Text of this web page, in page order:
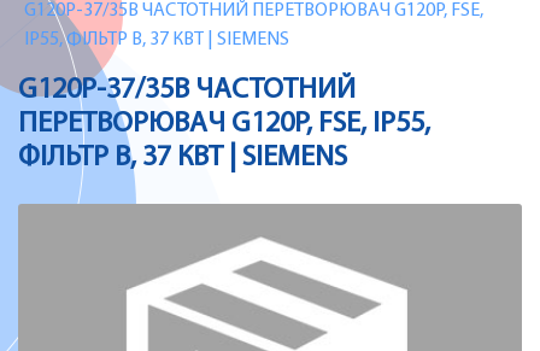
G120P-37/35B ЧАСТОТНИЙ ПЕРЕТВОРЮВАЧ G120P, FSE,
IP55, ФІЛЬТР B, 37 КВТ | SIEMENS
G120P-37/35B ЧАСТОТНИЙ
ПЕРЕТВОРЮВАЧ G120P, FSE, IP55,
ФІЛЬТР B, 37 КВТ | SIEMENS